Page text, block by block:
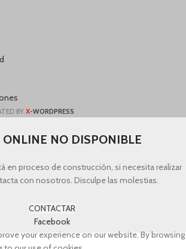
BY X-WORDPRESS
ONLINE NO DISPONIBLE
en proceso de construcción, si necesita realizar
con nosotros. Disculpe las molestias.
CONTACTAR
Facebook
your experience on our website. By browsing